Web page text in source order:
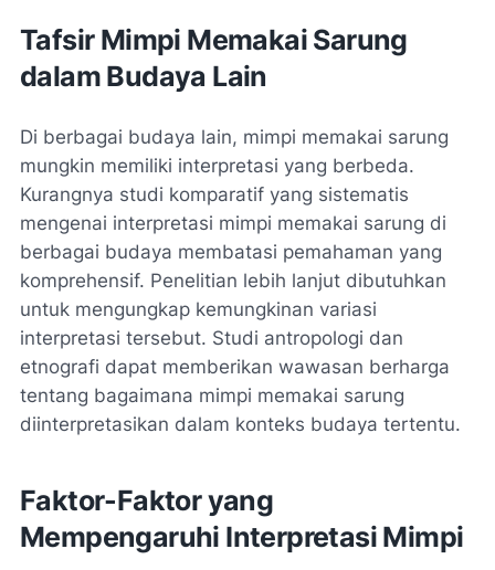
Tafsir Mimpi Memakai Sarung
dalam Budaya Lain
Di berbagai budaya lain, mimpi memakai sarung
mungkin memiliki interpretasi yang berbeda.
Kurangnya studi komparatif yang sistematis
mengenai interpretasi mimpi memakai sarung di
berbagai budaya membatasi pemahaman yang
komprehensif. Penelitian lebih lanjut dibutuhkan
untuk mengungkap kemungkinan variasi
interpretasi tersebut. Studi antropologi dan
etnografi dapat memberikan wawasan berharga
tentang bagaimana mimpi memakai sarung
diinterpretasikan dalam konteks budaya tertentu.
Faktor-Faktor yang
Mempengaruhi Interpretasi Mimpi